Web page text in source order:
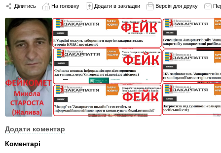
Ділитись На головну Додати в закладки Версія для друку
Додати коментар
Коментарі